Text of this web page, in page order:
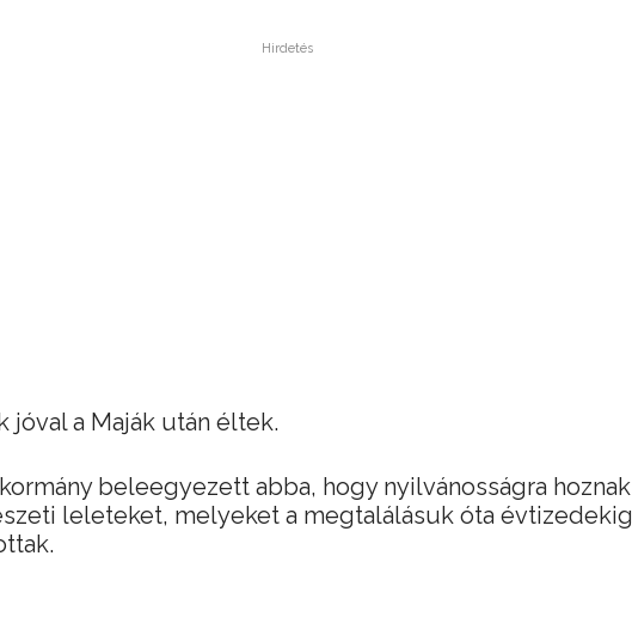
Hirdetés
jóval a Maják után éltek.
beleegyezett abba, hogy nyilvánosságra hoznak
leleteket, melyeket a megtalálásuk óta évtizedekig